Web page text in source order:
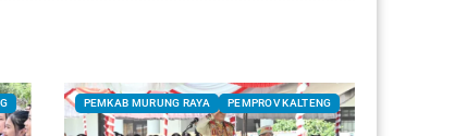
PEMKAB MURUNG RAYA PEMPROV KALTENG